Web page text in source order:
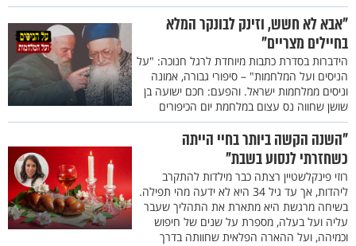
"אבא לא חשש, וזינק לבונקר המלא
בחיילים מצריים"
הידברות בסדרת כתבות מיוחדת לרגל חנוכה: "על
הניסים ועל המלחמות" – סיפורי גבורה, אמונה
וניסים ממלחמות ישראל. והפעם: חכם ישועה בן
שושן שחווה נס עצום במלחמת יום הכיפורים
"השנה הקשה ביותר בחיי הייתה
כשחזרתי לנסוע בשבת"
רוזי פינקלשטיין רצתה כבר מילדות להתקרב
ליהדות, אך עד גיל 34 היא לא ידעה מהי תפילה.
בשיחה מרגשת היא מתארת את התהליך שעבר
עליה ועל בעלה, מספרת על שנים של חיפוש
וכמיהה, ועל ההארה הפלאית שחוותה בדרך